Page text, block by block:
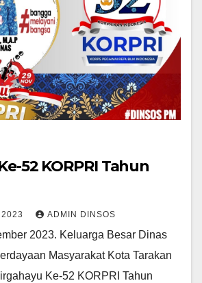
52 KORPRI Tahun
ADMIN DINSOS
2023. Keluarga Besar Dinas
Masyarakat Kota Tarakan
Ke-52 KORPRI Tahun